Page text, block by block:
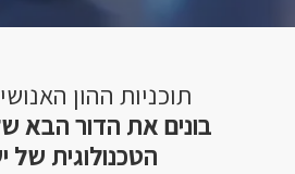
תוכניות ההון
בונים את הדור הבא
הטכנולוגית של